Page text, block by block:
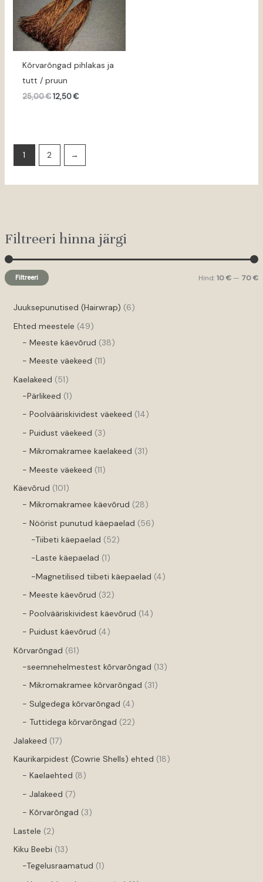
Filtreeri hinna järgi
Filtreeri Hind:10 € — 70 €
Juuksepunutised (Hairwrap) 6
Ehted meestele 49
- Meeste käevõrud 38
- Meeste väekeed 11
Kaelakeed 51
-Pärlikeed 1
- Poolvääriskividest väekeed 14
- Puidust väekeed 3
- Mikromakramee kaelakeed 31
- Meeste väekeed 11
Käevõrud 101
- Mikromakramee käevõrud 28
- Nöörist punutud käepaelad 56
-Tiibeti käepaelad 52
-Laste käepaelad 1
-Magnetilised tiibeti käepaelad 4
- Meeste käevõrud 32
- Poolvääriskividest käevõrud 14
- Puidust käevõrud 4
Kõrvarõngad 61
-seemnehelmestest kõrvarõngad 13
- Mikromakramee kõrvarõngad 31
- Sulgedega kõrvarõngad 4
- Tuttidega kõrvarõngad 22
Jalakeed 17
Kaurikarpidest (Cowrie Shells) ehted 18
- Kaelaehted 8
- Jalakeed 7
- Kõrvarõngad 3
Lastele 2
Kiku Beebi 13
-Tegelusraamatud 1
Kõrvarõngad pihlakas ja
tutt / pruun
25,00€12,50€
1 2 →